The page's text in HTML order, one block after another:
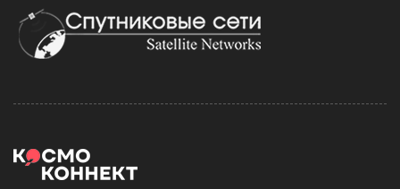
стабильный доступ в интернет для работы, связи
и онлайн-сервисов.
договора и активацию тарифа. Монтаж можно выполнить
Скорость и стоимость зависят от выбранного тарифного